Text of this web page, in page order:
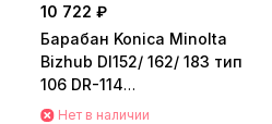
10 722 ₽
Барабан Konica Minolta
Bizhub DI152/ 162/ 183 тип
106 DR-114
Оригинальный
Нет в наличии